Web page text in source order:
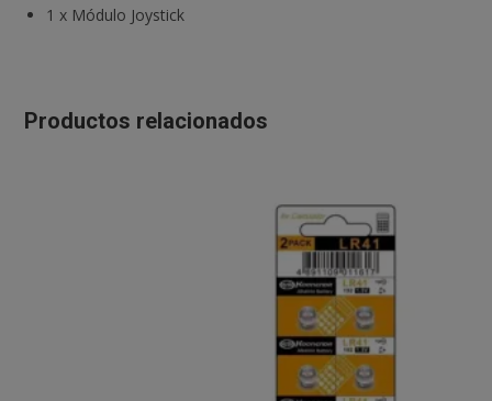
1 x Módulo Joystick
Productos relacionados